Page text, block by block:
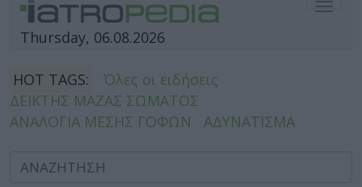
Thursday, 06.08.2026
HOT TAGS:
Όλες οι ειδήσεις
ΔΕΙΚΤΗΣ ΜΑΖΑΣ ΣΩΜΑΤΟΣ
ΑΝΑΛΟΓΙΑ ΜΕΣΗΣ ΓΟΦΩΝ
ΑΔΥΝΑΤΙΣΜΑ